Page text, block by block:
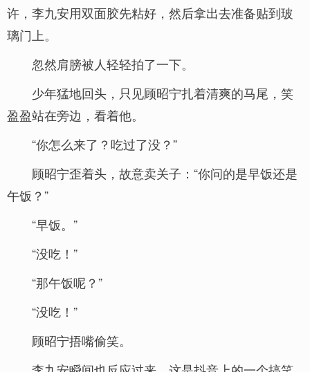
许，李九安用双面胶先粘好，然后拿出去准备贴到玻
璃门上。
忽然肩膀被人轻轻拍了一下。
少年猛地回头，只见顾昭宁扎着清爽的马尾，笑
盈盈站在旁边，看着他。
“你怎么来了？吃过了没？”
顾昭宁歪着头，故意卖关子：“你问的是早饭还是
午饭？”
“早饭。”
“没吃！”
“那午饭呢？”
“没吃！”
顾昭宁捂嘴偷笑。